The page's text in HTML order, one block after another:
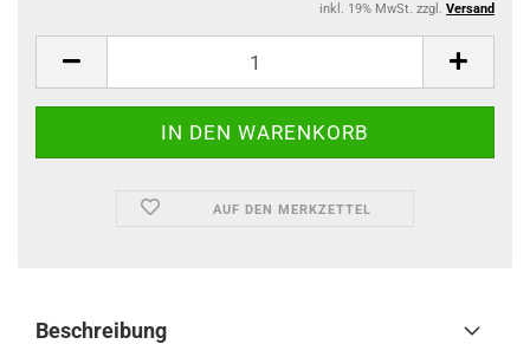
inkl. 19% MwSt. zzgl. Versand
AUF DEN MERKZETTEL
Beschreibung